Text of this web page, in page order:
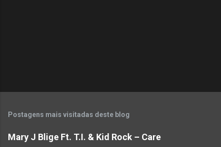
Postagens mais visitadas deste blog
Mary J Blige Ft. T.I. & Kid Rock – Care